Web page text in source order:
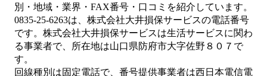
別・地域・業界・FAX番号・口コミを紹介しています。
0835-25-6263は、 株式会社大井損保サービスの電話番号
です。 株式会社大井損保サービスは生活サービスに関わ
る事業者で、所在地は山口県防府市大字佐野８０７ で
す。
回線種別は固定電話で、番号提供事業者は西日本電信電